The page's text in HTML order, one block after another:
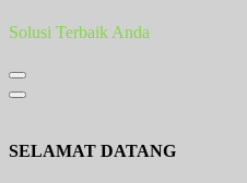
Solusi Terbaik Anda
SELAMAT DATANG